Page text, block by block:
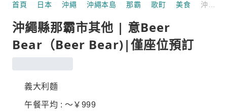
首頁 日本 沖繩 沖繩本島 那霸 歌町 美食
沖繩縣那霸市其他 | 意Beer
Bear（Beer Bear)|僅座位預訂
義大利麵
午餐平均 : ～￥999